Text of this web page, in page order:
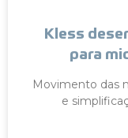
Kless
para
Movimento das
e